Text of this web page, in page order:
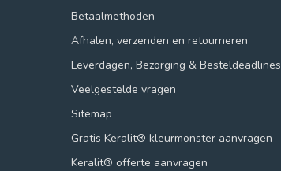
Betaalmethoden
Afhalen, verzenden en retourneren
Leverdagen, Bezorging & Besteldeadlines
Veelgestelde vragen
Sitemap
Gratis Keralit® kleurmonster aanvragen
Keralit® offerte aanvragen